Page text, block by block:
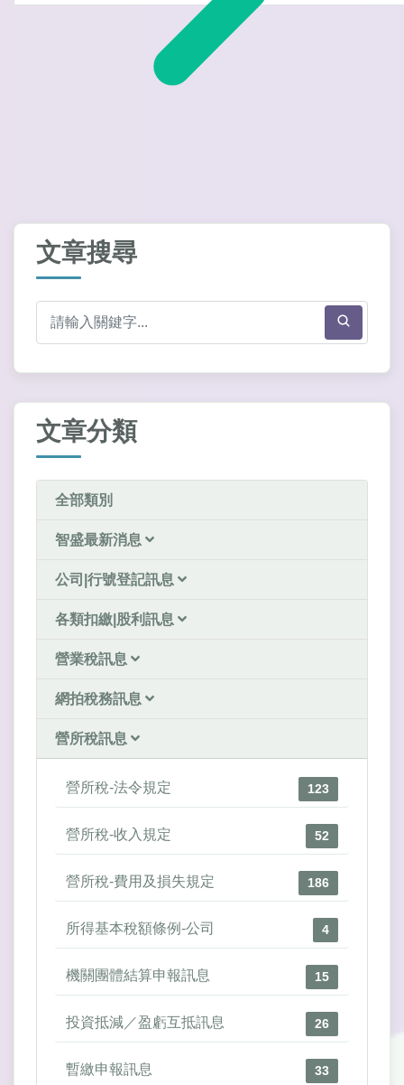
文章搜尋
文章分類
全部類別
智盛最新消息
公司|行號登記訊息
各類扣繳|股利訊息
營業稅訊息
網拍稅務訊息
營所稅訊息
營所稅-法令規定 123
營所稅-收入規定 52
營所稅-費用及損失規定 186
所得基本稅額條例-公司 4
機關團體結算申報訊息 15
投資抵減／盈虧互抵訊息 26
暫繳申報訊息 33